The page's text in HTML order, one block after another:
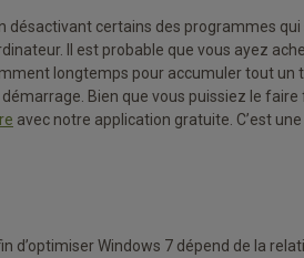
désactivant certains des programmes
Il est probable que vous ayez
longtemps pour accumuler tout un
Bien que vous puissiez le
avec notre application gratuite. C’est
d’optimiser Windows 7 dépend de la